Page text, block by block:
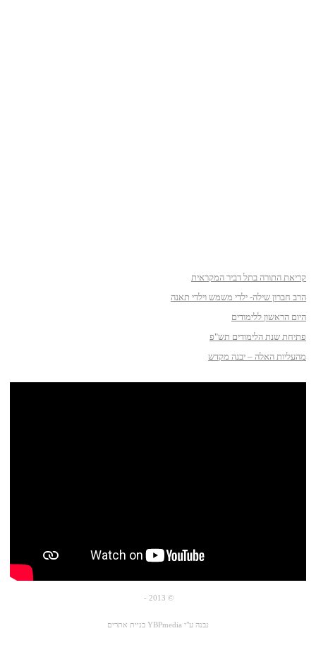
קריאת התורה בתל דביר המקראית
הרב חברון שילה- ילדי משמש וילדי תאנה
היום הראשון ללימודים
פתיחת שנת הלימודים תש"פ
מהעליות האלה – יבנה מקדש
© 2013 -
נבנה ע"י YBPmedia בניית אתרים